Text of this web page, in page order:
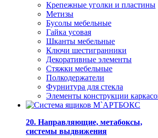
Крепежные уголки и пластины
Метизы
Бусолы мебельные
Гайка усовая
Шканты мебельные
Ключи шестигранники
Декоративные элементы
Стяжки мебельные
Полкодержатели
Фурнитура для стекла
Элементы конструкции
20. Направляющие, метабоксы,
системы выдвижения